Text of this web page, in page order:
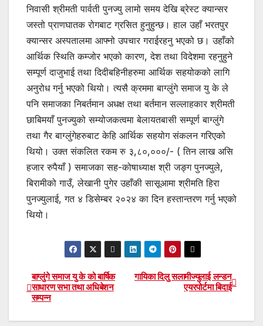
निवासी श्रीमती पार्वती पुनज्यु लामो समय देखि ब्रेस्ट क्यान्सर
जस्तो प्राणघातक रोगबाट ग्रसित हुनुहुन्छ। हाल उहाँ भरतपुर
क्यान्सर अस्पतालमा आफ्नो उपचार गराईरहनु भएको छ। उहाँको
आर्थिक स्थिति कम्जोर भएको कारण, देश तथा विदेशमा रहनुहुने
सम्पूर्ण दाजुभाई तथा दिदीबहिनीहरुमा आर्थिक सहयोकको लागि
अनुरोध गर्नु भएको थियो। त्यसै क्रममा बाग्लुंगे समाज यु के ले
पनि समाजका निबर्तमान अधक्ष तथा बर्तमान सल्लाहकार श्रीमती
छाबिमयाँ पुनज्युको सम्योजकत्वमा बेलायतबासी सम्पूर्ण बाग्लुंगे
तथा गैर बाग्लुंगेहरुबाट केहि आर्थिक सहयोग संकलन गरिएको
थियो। उक्त संकलित रकम रु ३,८०,०००/- ( तिन लाख असि
हजार रुपैयाँ ) समाजका सह-कोषाध्याक्ष श्री जङ्ग पुनज्युले,
बिरामीको गाउँ, लेखानी पुगेर उहाँकी सासूआमा श्रीमति हिरा
पुनज्युलाई, गत ४ डिसेम्बर २०२४ का दिन हस्तान्तरण गर्नु भएको
थियो।
Post
navigation
गायिका दिलु सलामीज्युलाई लन्डन
एयरपोर्टमा बिदाई
बाग्लुंगे समाज यु के को बार्षिक
साधारण सभा तथा अधिबेशन
सम्पन्न